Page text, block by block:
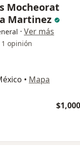
Mocheorat
Martinez
· Ver más
1 opinión
• Mapa
$1,000